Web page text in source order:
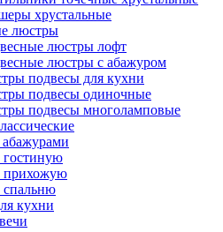
хрустальные
люстры
люстры лофт
люстры с абажуром
подвесы для кухни
подвесы одиночные
подвесы многоламповые
кухни